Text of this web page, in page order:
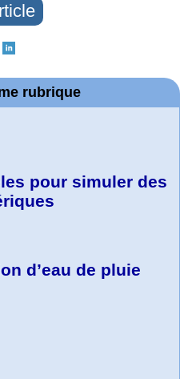
rubrique
pour simuler des
d’eau de pluie